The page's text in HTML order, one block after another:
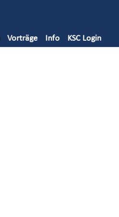
Vorträge Info KSC Login